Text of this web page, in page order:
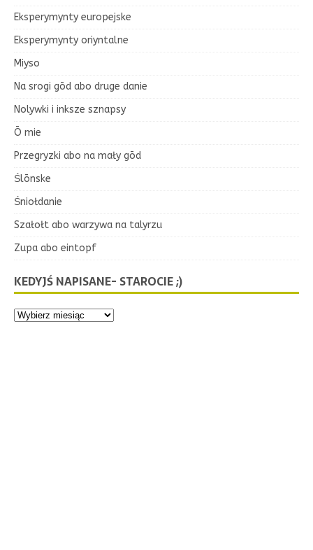
Eksperymynty europejske
Eksperymynty oriyntalne
Miyso
Na srogi gōd abo druge danie
Nolywki i inksze sznapsy
Ō mie
Przegryzki abo na mały gōd
Ślōnske
Śniołdanie
Szałołt abo warzywa na talyrzu
Zupa abo eintopf
KEDYJŚ NAPISANE- STAROCIE ;)